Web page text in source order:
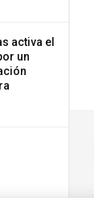
activa el
un